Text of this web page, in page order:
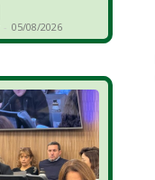
- 05/08/2026